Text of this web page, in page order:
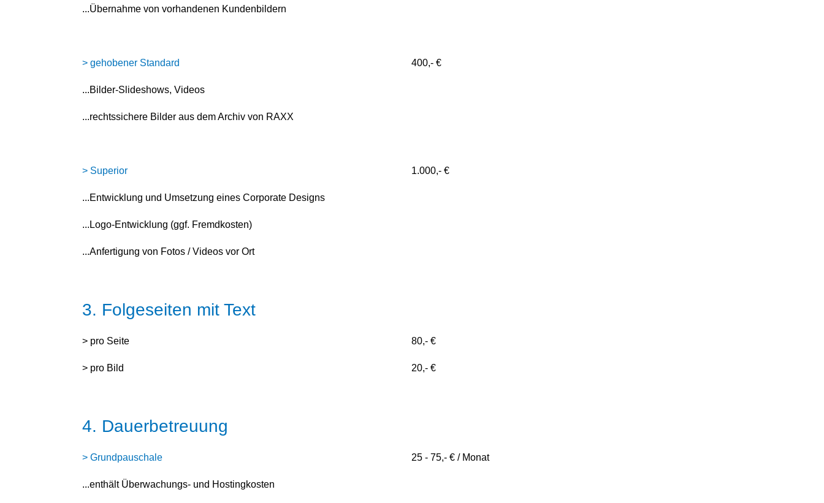
...Übernahme von vorhandenen Kundenbildern
> gehobener Standard 400,- €
...Bilder-Slideshows, Videos
...rechtssichere Bilder aus dem Archiv von RAXX
> Superior 1.000,- €
...Entwicklung und Umsetzung eines Corporate Designs
...Logo-Entwicklung (ggf. Fremdkosten)
...Anfertigung von Fotos / Videos vor Ort
3. Folgeseiten mit Text
> pro Seite 80,- €
> pro Bild 20,- €
4. Dauerbetreuung
> Grundpauschale 25 - 75,- € / Monat
...enthält Überwachungs- und Hostingkosten